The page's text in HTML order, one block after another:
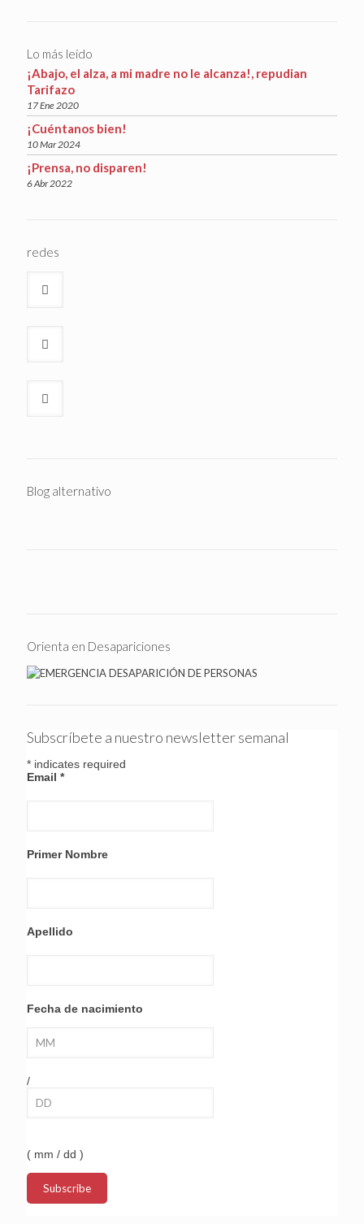
Lo más leído
¡Abajo, el alza, a mi madre no le alcanza!, repudian
Tarifazo
17 Ene 2020
¡Cuéntanos bien!
10 Mar 2024
¡Prensa, no disparen!
6 Abr 2022
redes
Blog alternativo
Orienta en Desapariciones
Subscríbete a nuestro newsletter semanal
* indicates required
Email *
Primer Nombre
Apellido
Fecha de nacimiento
/
( mm / dd )